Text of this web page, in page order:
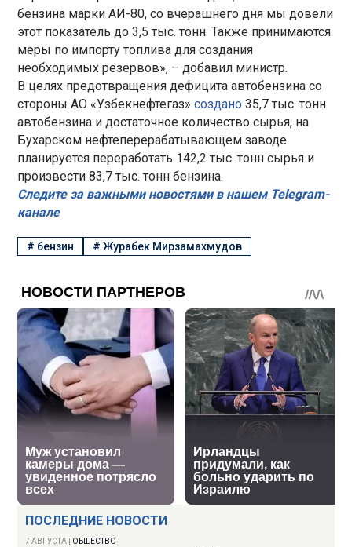
ПОСЛЕДНИЕ НОВОСТИ
7 АВГУСТА ОБЩЕСТВО
бензина марки АИ-80, со вчерашнего дня мы довели
этот показатель до 3,5 тыс. тонн. Также принимаются
меры по импорту топлива для создания
необходимых резервов», – добавил министр.
В целях предотвращения дефицита автобензина со
стороны АО «Узбекнефтегаз»создано35,7 тыс. тонн
автобензина и достаточное количество сырья, на
Бухарском нефтеперерабатывающем заводе
планируется переработать 142,2 тыс. тонн сырья и
произвести 83,7 тыс. тонн бензина.
Следите за важными новостями в нашем Telegram-
канале
# бензин #Журабек Мирзамахмудов